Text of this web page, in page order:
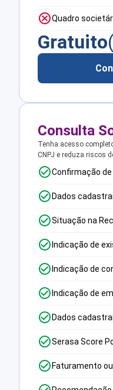
Quadro
Gratuito
Consulta
Tenha acesso
CNPJ e reduza riscos
Confirmação
Dados
Situação na
Indicação de
Indicação de
Indicação de
Dados
Serasa Score
Faturamento